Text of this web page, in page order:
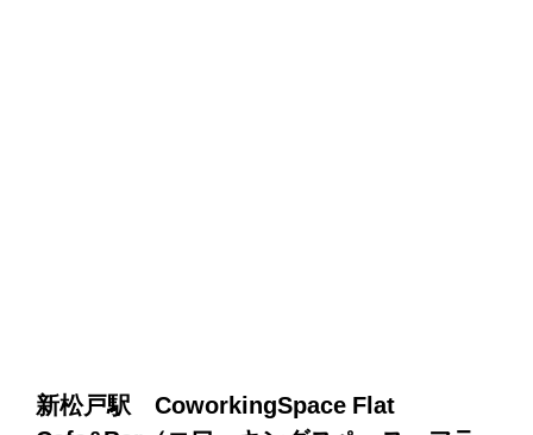
新松戸駅 CoworkingSpace Flat